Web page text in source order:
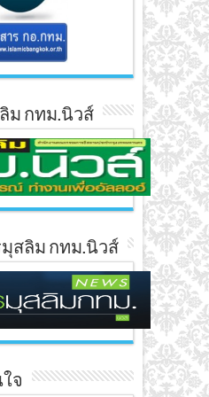
ม กทม.นิวส์
สลิม กทม.นิวส์
จ